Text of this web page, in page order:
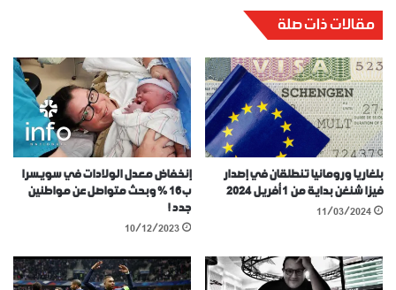
مقالات ذات صلة
بلغاريا ورومانيا تنطلقان في إصدار
فيزا شنغن بداية من 1 أفريل 2024
11/03/2024
إنخفاض معدل الولادات في سويسرا
ب16 % وبحث متواصل عن مواطنين
جدد !
10/12/2023